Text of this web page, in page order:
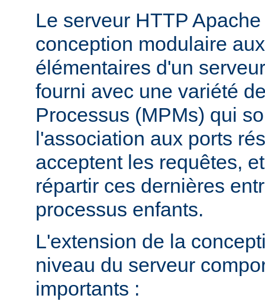
Le serveur HTTP
conception modulaire
élémentaires d'un
fourni avec une variété
Processus (MPMs) qui
l'association aux ports
acceptent les requêtes,
répartir ces dernières
processus enfants.
L'extension de la
niveau du serveur
importants :